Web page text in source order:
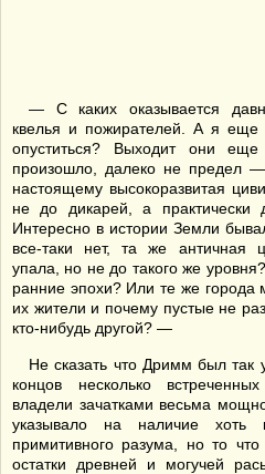
— С каких оказывается
квелья и пожирателей. А я еще
опуститься? Выходит они
произошло, далеко не предел
настоящему высокоразвитая
не до дикарей, а практически
Интересно в истории Земли
все-таки нет, та же античная
упала, но не до такого же
ранние эпохи? Или те же города
их жители и почему пустые не
кто-нибудь другой? —
Не сказать что Дримм был
концов несколько
владели зачатками весьма
указывало на наличие хоть
примитивного разума, но то
остатки древней и могучей